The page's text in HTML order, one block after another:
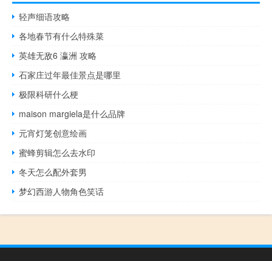
轻声细语攻略
各地春节有什么特殊菜
英雄无敌6 瀛洲 攻略
石家庄过年最佳景点是哪里
极限科研什么梗
maison margiela是什么品牌
元宵灯笼创意绘画
蜜蜂剪辑怎么去水印
冬天怎么配外套男
梦幻西游人物角色笑话